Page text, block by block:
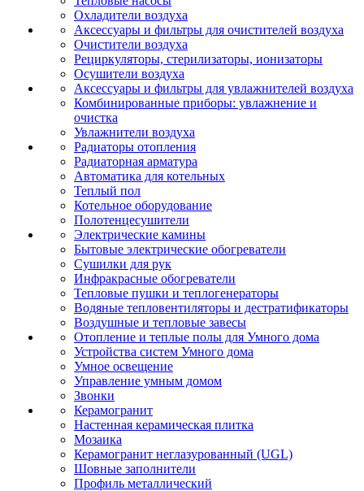
Охладители воздуха
Аксессуары и фильтры для очистителей воздуха
Очистители воздуха
Рециркуляторы, стерилизаторы, ионизаторы
Осушители воздуха
Аксессуары и фильтры для увлажнителей воздуха
Комбинированные приборы: увлажнение и
очистка
Увлажнители воздуха
Радиаторы отопления
Радиаторная арматура
Автоматика для котельных
Теплый пол
Котельное оборудование
Полотенцесушители
Электрические камины
Бытовые электрические обогреватели
Сушилки для рук
Инфракрасные обогреватели
Тепловые пушки и теплогенераторы
Водяные тепловентиляторы и дестратификаторы
Воздушные и тепловые завесы
Отопление и теплые полы для Умного дома
Устройства систем Умного дома
Умное освещение
Управление умным домом
Звонки
Керамогранит
Настенная керамическая плитка
Мозаика
Керамогранит неглазурованный (UGL)
Шовные заполнители
Профиль металлический